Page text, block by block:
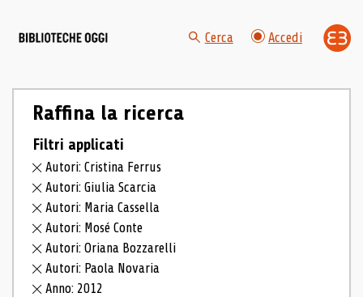
Cerca Accedi
Raffina la ricerca
Filtri applicati
Autori: Cristina Ferrus
Autori: Giulia Scarcia
Autori: Maria Cassella
Autori: Mosé Conte
Autori: Oriana Bozzarelli
Autori: Paola Novaria
Anno: 2012